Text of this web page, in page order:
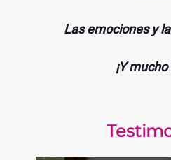
Las emociones y
¡Y